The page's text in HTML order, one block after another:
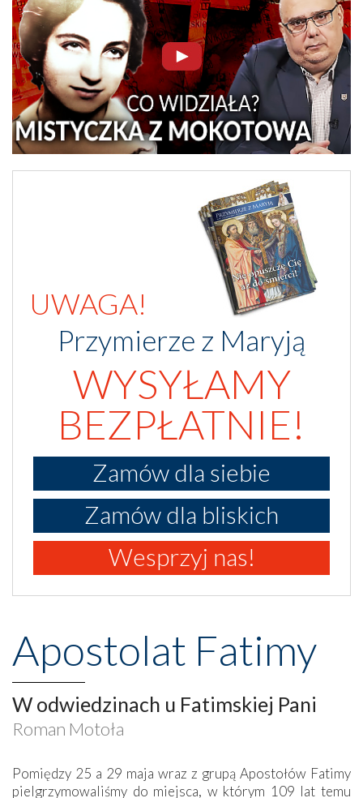
UWAGA!
Przymierze z Maryją
WYSYŁAMY
BEZPŁATNIE!
Zamów dla siebie
Zamów dla bliskich
Wesprzyj nas!
Apostolat Fatimy
W odwiedzinach u Fatimskiej Pani
Roman Motoła
Pomiędzy 25 a 29 maja wraz z grupą Apostołów Fatimy
pielgrzymowaliśmy do miejsca, w którym 109 lat temu